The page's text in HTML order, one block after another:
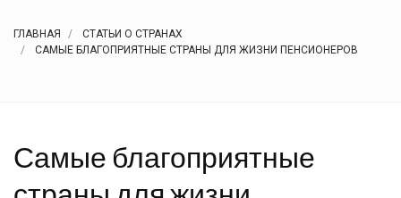
ГЛАВНАЯ
СТАТЬИ О СТРАНАХ
САМЫЕ БЛАГОПРИЯТНЫЕ СТРАНЫ ДЛЯ ЖИЗНИ ПЕНСИОНЕРОВ
Самые благоприятные